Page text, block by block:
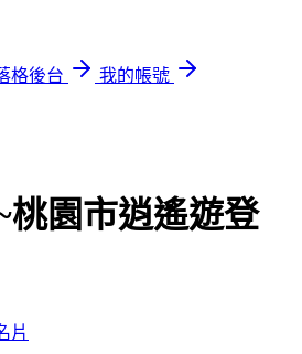
格後台
我的帳號
桃園市逍遙遊登
片